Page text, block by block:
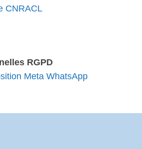
CNRACL
RGPD
Meta WhatsApp